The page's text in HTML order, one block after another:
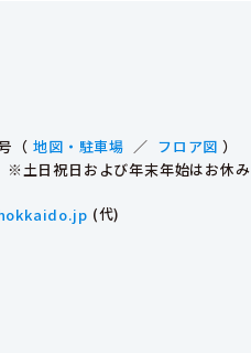
（ 地図・駐車場 ／ フロア図 ）
土日祝日および年末年始はお休み
(代)